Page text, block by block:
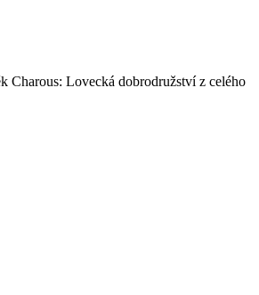
Charous: Lovecká dobrodružství z celého